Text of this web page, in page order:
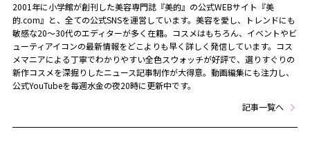
2001年に小学館が創刊した美容専門誌『美的』の公式WEBサイト『美
的.com』と、全ての公式SNSを運営しています。美容を愛し、トレンドにも
敏感な20～30代のエディターが多く在籍。コスメはもちろん、イベントやビ
ューティアイコンの最新情報をどこよりも早く詳しく発信しています。コス
メマニアによる丁寧でわかりやすい全色スウォッチが好評で、選りすぐりの
新作コスメを深掘りしたニュース記事制作が大得意。動画編集にも注力し、
公式YouTubeを毎週水金の夜20時に更新中です。
記事一覧へ